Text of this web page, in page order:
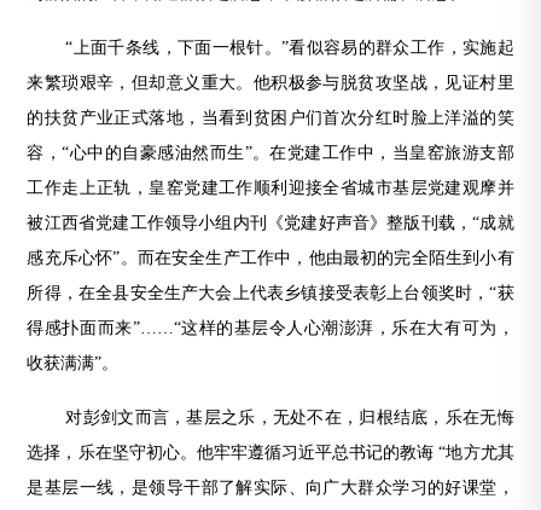
“上面千条线，下面一根针。”看似容易的群众工作，实施起
来繁琐艰辛，但却意义重大。他积极参与脱贫攻坚战，见证村里
的扶贫产业正式落地，当看到贫困户们首次分红时脸上洋溢的笑
容，“心中的自豪感油然而生”。在党建工作中，当皇窑旅游支部
工作走上正轨，皇窑党建工作顺利迎接全省城市基层党建观摩并
被江西省党建工作领导小组内刊《党建好声音》整版刊载，“成就
感充斥心怀”。而在安全生产工作中，他由最初的完全陌生到小有
所得，在全县安全生产大会上代表乡镇接受表彰上台领奖时，“获
得感扑面而来”……“这样的基层令人心潮澎湃，乐在大有可为，
收获满满”。
对彭剑文而言，基层之乐，无处不在，归根结底，乐在无悔
选择，乐在坚守初心。他牢牢遵循习近平总书记的教诲 “地方尤其
是基层一线，是领导干部了解实际、向广大群众学习的好课堂，